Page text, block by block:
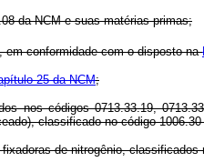
da NCM e suas matérias-primas;
conformidade com o disposto na
25 da NCM;
nos códigos 0713.33.19,
classificado no código
de nitrogênio, classificados